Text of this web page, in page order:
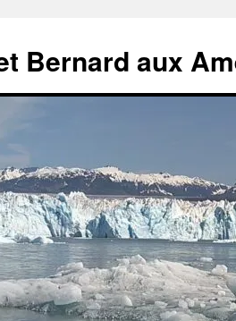
Bernard aux